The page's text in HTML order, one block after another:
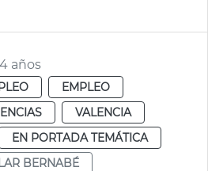
años
EMPLEO
VALENCIA
EN PORTADA TEMÁTICA
BERNABÉ